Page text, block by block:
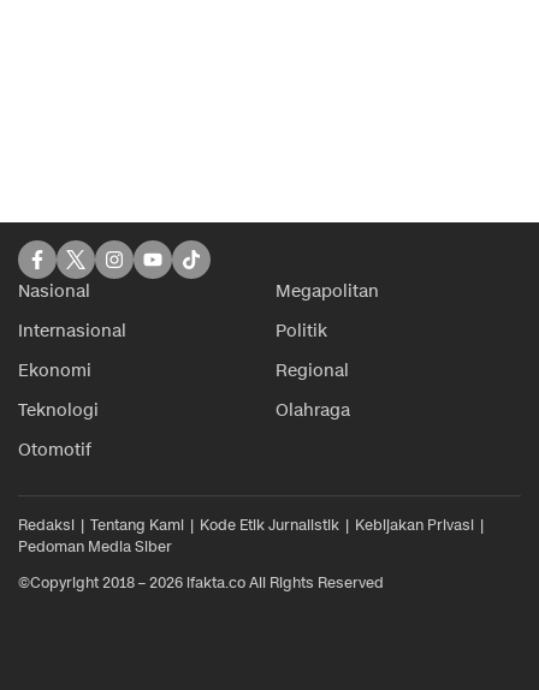
Nasional
Megapolitan
Internasional
Politik
Ekonomi
Regional
Teknologi
Olahraga
Otomotif
Redaksi Tentang Kami Kode Etik Jurnalistik
Kebijakan Privasi
Pedoman Media Siber
©Copyright 2018 – 2026 ifakta.co All Rights Reserved